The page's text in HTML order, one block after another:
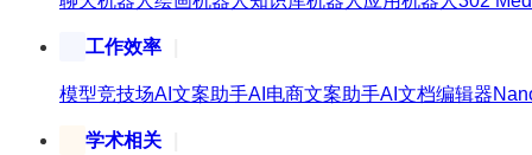
工作效率
模型竞技场AI文案助手AI电商文案助手AI文档编辑器
学术相关